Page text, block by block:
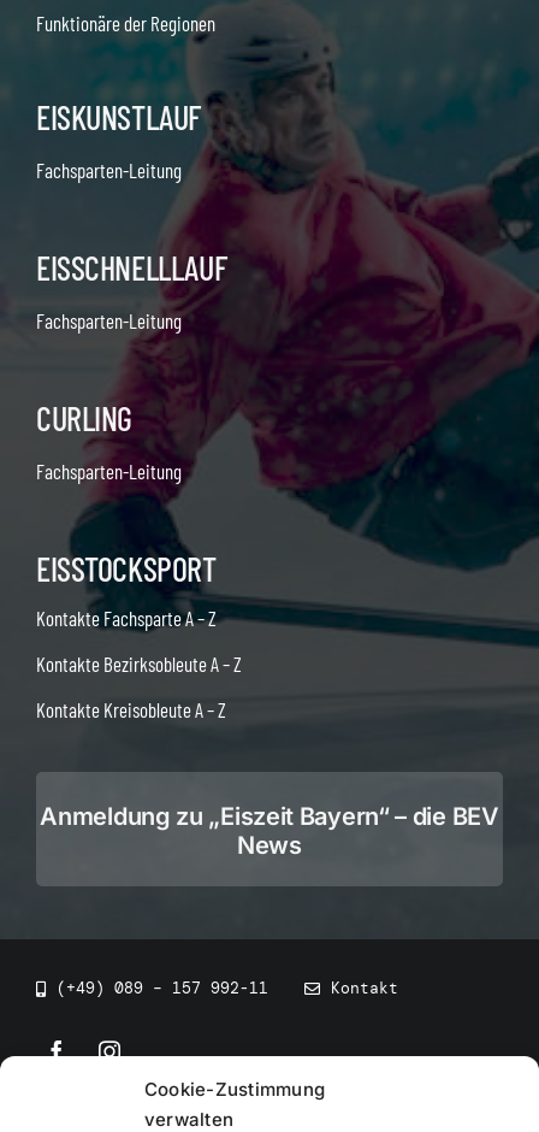
Cookie-Zustimmung
verwalten
Funktionäre der Regionen
EISKUNSTLAUF
Fachsparten-Leitung
EISSCHNELLLAUF
Fachsparten-Leitung
CURLING
Fachsparten-Leitung
EISSTOCKSPORT
Kontakte Fachsparte A – Z
Kontakte Bezirksobleute A – Z
Kontakte Kreisobleute A – Z
Anmeldung zu „Eiszeit Bayern“ – die BEV
News
(+49) 089 – 157 992-11 Kontakt
• BEV Bayerischer Eissportverband